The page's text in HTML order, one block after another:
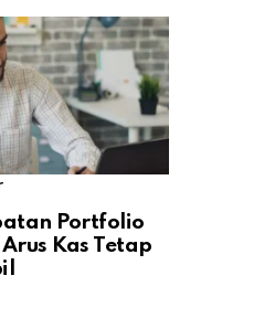
Portfolio
Kas Tetap